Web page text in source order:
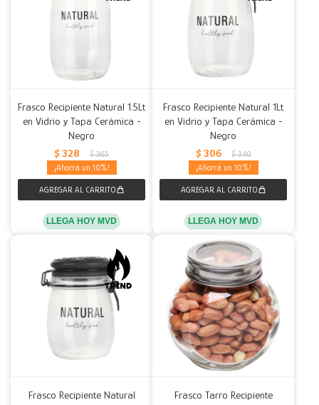
Frasco Recipiente Natural 1.5Lt
en Vidrio y Tapa Cerámica -
Negro
$ 328 $ 365
10
LLEGA HOY MVD
Frasco Recipiente Natural 1Lt
en Vidrio y Tapa Cerámica -
Negro
$ 306 $ 340
10
LLEGA HOY MVD
Frasco Recipiente Natural
Frasco Tarro Recipiente